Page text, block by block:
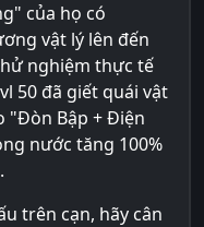
của họ có
vật lý lên đến
nghiệm thực tế
50 đã giết quái vật
"Đòn Bập + Điện
nước tăng 100%
trên cạn, hãy cân